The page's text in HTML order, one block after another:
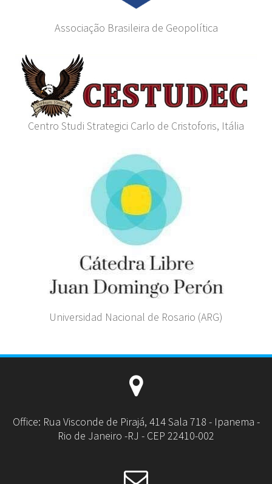
Associação Brasileira de Geopolítica
Centro Studi Strategici Carlo de Cristoforis, Itália
Universidad Nacional de Rosario (ARG)
Office: Rua Visconde de Pirajá, 414 Sala 718 - Ipanema -
Rio de Janeiro -RJ - CEP 22410-002